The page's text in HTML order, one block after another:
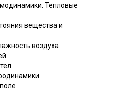
Тепловые
вещества и
воздуха